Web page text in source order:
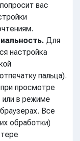
вас
Для
настройка
пальца).
просмотре
в режиме
Все
обработки)